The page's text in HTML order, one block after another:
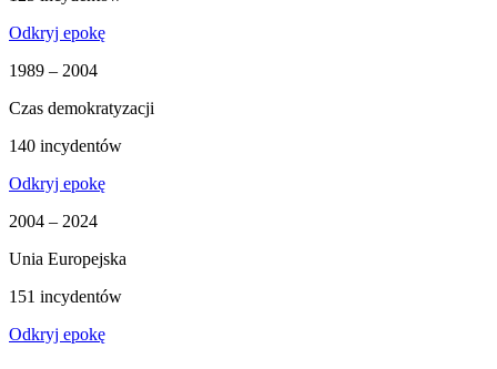
Odkryj epokę
1989 – 2004
Czas demokratyzacji
140 incydentów
Odkryj epokę
2004 – 2024
Unia Europejska
151 incydentów
Odkryj epokę